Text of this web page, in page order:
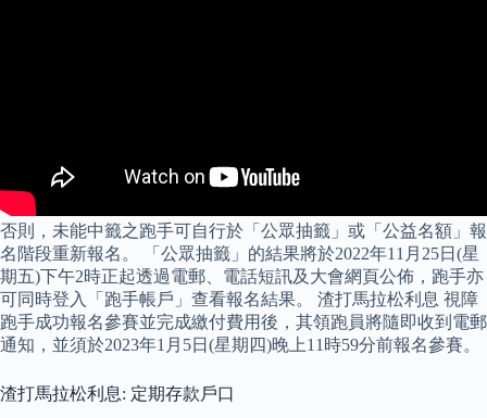
否則，未能中籤之跑手可自行於「公眾抽籤」或「公益名額」報
名階段重新報名。 「公眾抽籤」的結果將於2022年11月25日(星
期五)下午2時正起透過電郵、電話短訊及大會網頁公佈，跑手亦
可同時登入「跑手帳戶」查看報名結果。 渣打馬拉松利息 視障
跑手成功報名參賽並完成繳付費用後，其領跑員將隨即收到電郵
通知，並須於2023年1月5日(星期四)晚上11時59分前報名參賽。
渣打馬拉松利息: 定期存款戶口